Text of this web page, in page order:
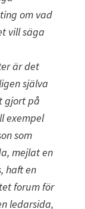
om vad
vill säga
är det
själva
gjort på
exempel
som
mejlat en
haft en
forum för
ledarsida,